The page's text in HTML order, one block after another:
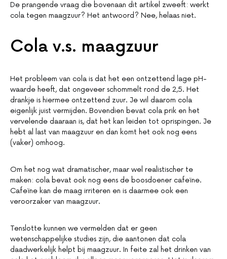
De prangende vraag die bovenaan dit artikel zweeft: werkt
cola tegen maagzuur? Het antwoord? Nee, helaas niet.
Cola v.s. maagzuur
Het probleem van cola is dat het een ontzettend lage pH-
waarde heeft, dat ongeveer schommelt rond de 2,5. Het
drankje is hiermee ontzettend zuur. Je wil daarom cola
eigenlijk juist vermijden. Bovendien bevat cola prik en het
vervelende daaraan is, dat het kan leiden tot oprispingen. Je
hebt al last van maagzuur en dan komt het ook nog eens
(vaker) omhoog.
Om het nog wat dramatischer, maar wel realistischer te
maken: cola bevat ook nog eens de boosdoener cafeïne.
Cafeïne kan de maag irriteren en is daarmee ook een
veroorzaker van maagzuur.
Tenslotte kunnen we vermelden dat er geen
wetenschappelijke studies zijn, die aantonen dat cola
daadwerkelijk helpt bij maagzuur. In feite zal het drinken van